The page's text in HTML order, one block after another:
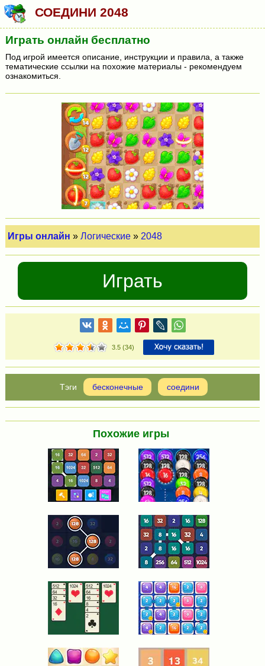
СОЕДИНИ 2048
Играть онлайн бесплатно
Под игрой имеется описание, инструкции и правила, а также
тематические ссылки на похожие материалы - рекомендуем
ознакомиться.
Игры онлайн »Логические » 2048
Играть
3.5(34)
бесконечные соедини
Похожие игры